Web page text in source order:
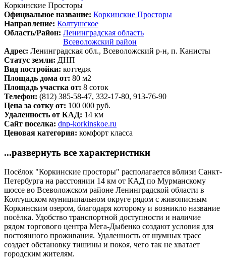
Коркинские Просторы
Официальное название: Коркинские Просторы
Направление: Колтушское
Область/Район: Ленинградская область
Всеволожский район
Адрес: Ленинградская обл., Всеволожский р-н, п. Канисты
Статус земли: ДНП
Вид постройки: коттедж
Площадь дома от: 80 м2
Площадь участка от: 8 соток
Телефон: (812) 385-58-47, 332-17-80, 913-76-90
Цена за сотку от: 100 000 руб.
Удаленность от КАД: 14 км
Сайт поселка: dnp-korkinskoe.ru
Ценовая категория: комфорт класса
...развернуть все характеристики
Посёлок "Коркинские просторы" располагается вблизи Санкт-
Петербурга на расстоянии 14 км от КАД по Мурманскому
шоссе во Всеволожском районе Ленинградской области в
Колтушском муниципальном округе рядом с живописным
Коркинским озером, благодаря которому и возникло название
посёлка. Удобство транспортной доступности и наличие
рядом торгового центра Мега-Дыбенко создают условия для
постоянного проживания. Удаленность от шумных трасс
создает обстановку тишины и покоя, чего так не хватает
городским жителям.